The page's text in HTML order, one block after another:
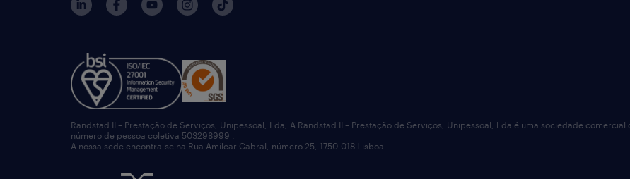
Randstad II – Prestação de Serviços, Unipessoal, Lda; A Randstad II – Prestação de Serviços, Unipessoal, Lda é uma sociedade
número de pessoa coletiva 503298999 .
A nossa sede encontra-se na Rua Amílcar Cabral, número 25, 1750-018 Lisboa.